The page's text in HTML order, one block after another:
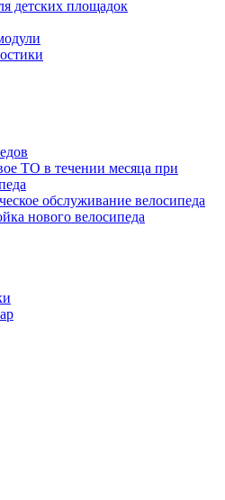
детских площадок
ТО в течении месяца при
обслуживание велосипеда
нового велосипеда